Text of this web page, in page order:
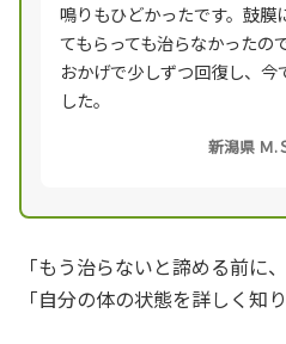
鳴りもひどかったです。鼓膜
てもらっても治らなかったの
おかげで少しずつ回復し、今
した。
新潟県 Ｍ.
「もう治らないと諦める前に
「自分の体の状態を詳しく知り